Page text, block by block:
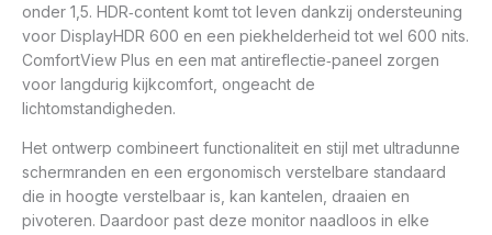
onder 1,5. HDR‑content komt tot leven dankzij ondersteuning
voor DisplayHDR 600 en een piekhelderheid tot wel 600 nits.
ComfortView Plus en een mat antireflectie‑paneel zorgen
voor langdurig kijkcomfort, ongeacht de
lichtomstandigheden.
Het ontwerp combineert functionaliteit en stijl met ultradunne
schermranden en een ergonomisch verstelbare standaard
die in hoogte verstelbaar is, kan kantelen, draaien en
pivoteren. Daardoor past deze monitor naadloos in elke